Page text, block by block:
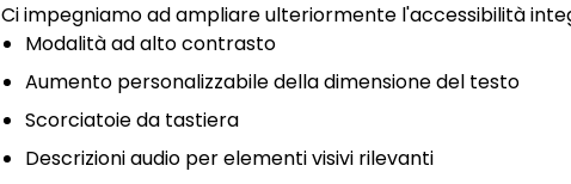
Ci impegniamo ad ampliare ulteriormente l'accessibilità
Modalità ad alto contrasto
Aumento personalizzabile della dimensione del testo
Scorciatoie da tastiera
Descrizioni audio per elementi visivi rilevanti